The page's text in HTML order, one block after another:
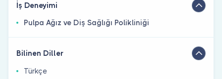
İş Deneyimi
Pulpa Ağız ve Diş Sağlığı Polikliniği
Bilinen Diller
Türkçe